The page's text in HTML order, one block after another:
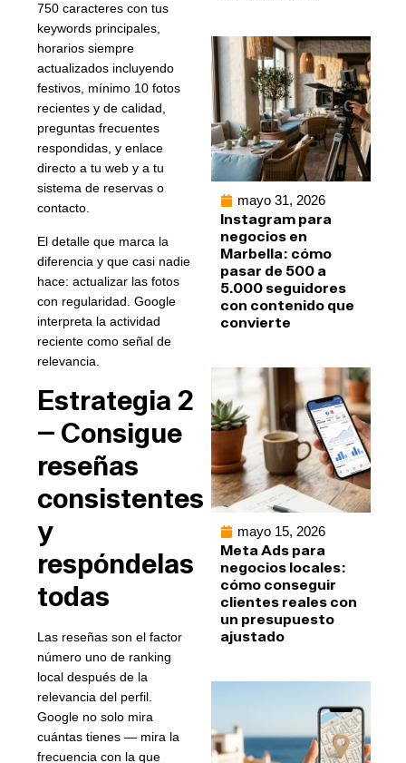
750 caracteres con tus
keywords principales,
horarios siempre
actualizados incluyendo
festivos, mínimo 10 fotos
recientes y de calidad,
preguntas frecuentes
respondidas, y enlace
directo a tu web y a tu
sistema de reservas o
contacto.
El detalle que marca la
diferencia y que casi nadie
hace: actualizar las fotos
con regularidad. Google
interpreta la actividad
reciente como señal de
relevancia.
Estrategia 2
— Consigue
reseñas
consistentes
y
respóndelas
todas
Las reseñas son el factor
número uno de ranking
local después de la
relevancia del perfil.
Google no solo mira
cuántas tienes — mira la
frecuencia con la que
mayo 31, 2026
Instagram para
negocios en
Marbella: cómo
pasar de 500 a
5.000 seguidores
con contenido que
convierte
mayo 15, 2026
Meta Ads para
negocios locales:
cómo conseguir
clientes reales con
un presupuesto
ajustado